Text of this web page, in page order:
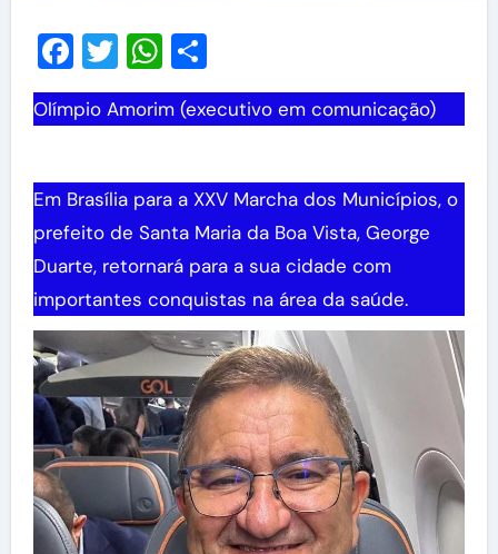
Facebook
TwitterWhatsApp
Share
Olímpio Amorim (executivo em comunicação)
Em Brasília para a XXV Marcha dos Municípios, o
prefeito de Santa Maria da Boa Vista, George
Duarte, retornará para a sua cidade com
importantes conquistas na área da saúde.